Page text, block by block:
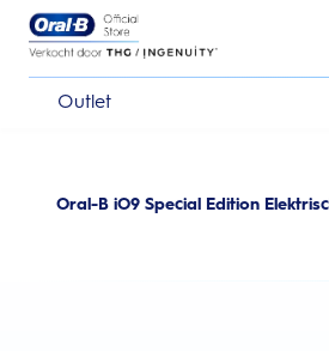
Outlet
Oral-B iO9 Special Edition